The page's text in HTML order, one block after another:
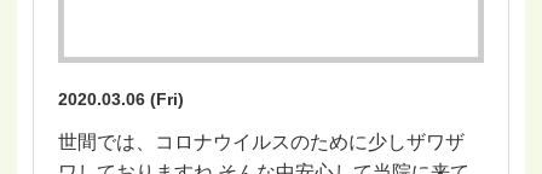
2020.03.06 (Fri)
世間では、コロナウイルスのために少しザワザ